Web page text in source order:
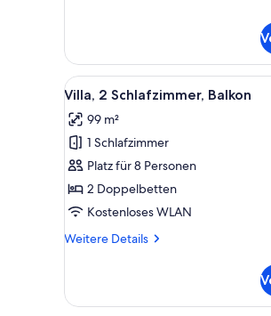
anzeigen
Schlafzimmer,
Balkon
(Mobility
Roll-
In
Shower)
Alle
Fotos
für
Villa,
2 Schlafzimmer,
Balkon
anzeigen
Ein
8
Villa, 2 Schlafzimmer, Balkon
99 m²
1 Schlafzimmer
Platz für 8 Personen
2 Doppelbetten
Kostenloses WLAN
Weitere Details
Weitere
2 Schlafzimmer,